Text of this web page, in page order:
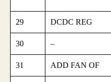
29 DCDC REG
30 –
31 ADD FAN OF